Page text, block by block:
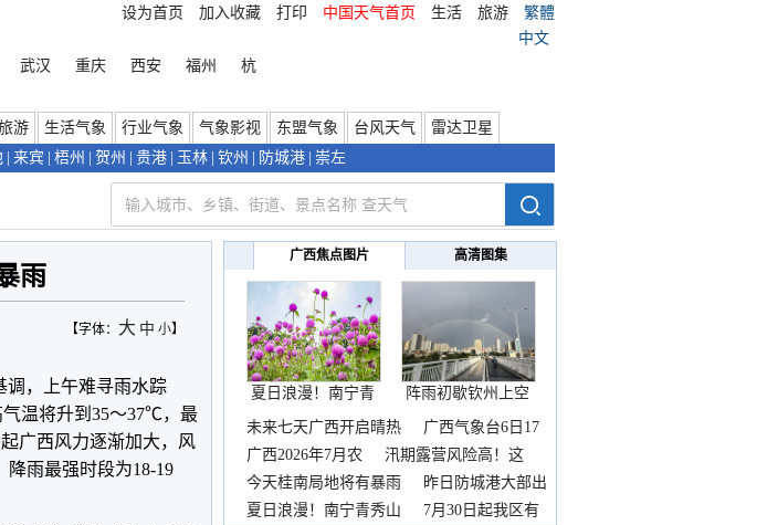
设为首页 加入收藏 打印 中国天气首页 生活 旅游
繁體
中文
武汉 重庆 西安 福州
杭
游 生活气象 行业气象 气象影视 东盟气象 台风天气
雷达卫星
来宾 梧州 贺州 贵港 玉林 钦州 防城港 崇左
雨
【字体： 大 中 小】
调，上午难寻雨水踪
温将升到35～37℃，最
广西风力逐渐加大，风
降雨最强时段为18-19
广西焦点图片 高清图集
夏日浪漫！南宁青
秀山
阵雨初歇钦州上空
邂逅
未来七天广西开启晴热
广西气象台6日17
时
广西2026年7月农
汛期露营风险高！这
份
今天桂南局地将有暴雨
昨日防城港大部出
现暴
夏日浪漫！南宁青秀山
7月30日起我区有